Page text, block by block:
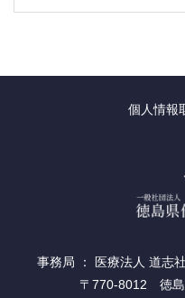
個人情報
事務局 ： 医療法人 道志
〒770-8012 徳島